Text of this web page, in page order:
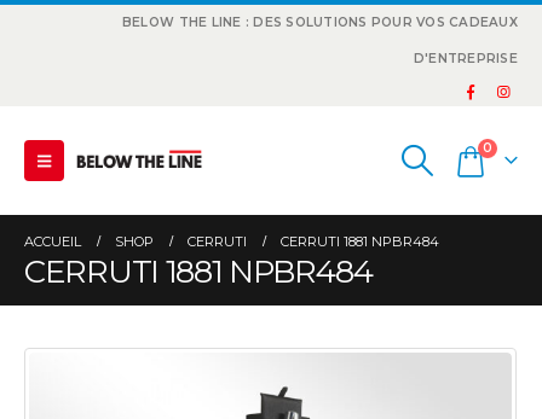
BELOW THE LINE : DES SOLUTIONS POUR VOS CADEAUX
D'ENTREPRISE
0
ACCUEIL SHOP CERRUTI CERRUTI 1881 NPBR484
CERRUTI 1881 NPBR484